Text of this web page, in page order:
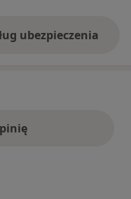
ubezpieczenia